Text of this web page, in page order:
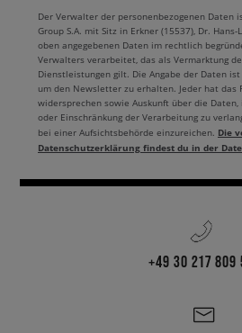
Der Verwalter der personenbezogenen Daten
Group S.A. mit Sitz in Erkner (15537), Dr.
oben angegebenen Daten im rechtlich
Verwalters verarbeitet, das als Vermarktung
Dienstleistungen gilt. Die Angabe der Daten
um den Newsletter zu erhalten. Jeder hat das
widersprechen sowie Auskunft über die Daten,
oder Einschränkung der Verarbeitung zu
bei einer Aufsichtsbehörde einzureichen. Die
Datenschutzerklärung findest du in der
+49 30 217 809